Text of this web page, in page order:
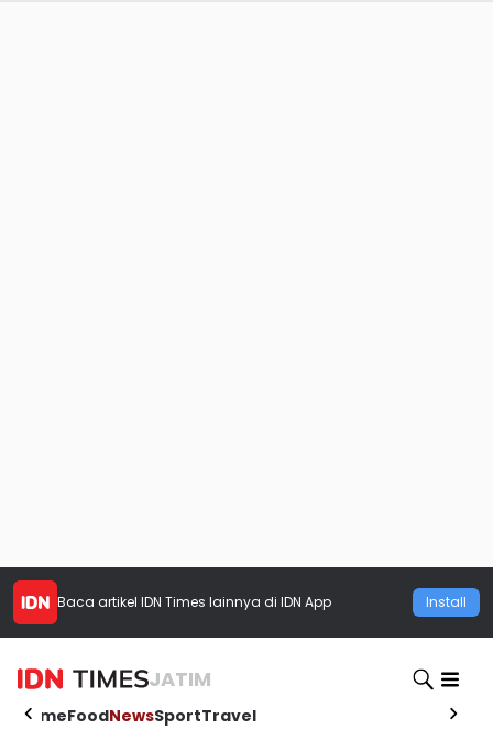
Baca artikel IDN Times lainnya di IDN App Install
JATIM
HomeFoodNewsSportTravel